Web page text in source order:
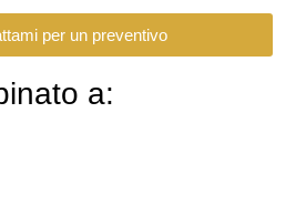
per un preventivo
a: